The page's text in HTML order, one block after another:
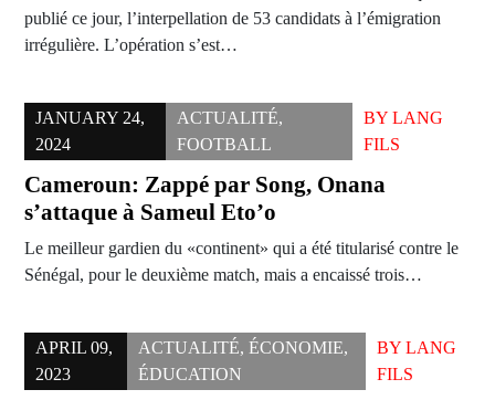
publié ce jour, l’interpellation de 53 candidats à l’émigration
irrégulière. L’opération s’est…
JANUARY 24,
2024
ACTUALITÉ,
FOOTBALL
BY LANG
FILS
Cameroun: Zappé par Song, Onana
s’attaque à Sameul Eto’o
Le meilleur gardien du «continent» qui a été titularisé contre le
Sénégal, pour le deuxième match, mais a encaissé trois…
APRIL 09,
2023
ACTUALITÉ, ÉCONOMIE,
ÉDUCATION
BYLANG
FILS